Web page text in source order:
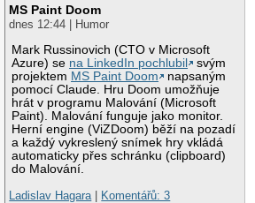
MS Paint Doom
dnes 12:44 | Humor
Mark Russinovich (CTO v Microsoft
Azure) se na LinkedIn pochlubil
svým
projektem MS Paint Doom
napsaným
pomocí Claude. Hru Doom umožňuje
hrát v programu Malování (Microsoft
Paint). Malování funguje jako monitor.
Herní engine (ViZDoom) běží na pozadí
a každý vykreslený snímek hry vkládá
automaticky přes schránku (clipboard)
do Malování.
Ladislav Hagara
Komentářů: 3